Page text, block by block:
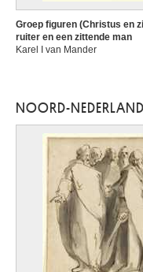
Groep figuren (Christus en
ruiter en een zittende man
Karel I van Mander
NOORD-